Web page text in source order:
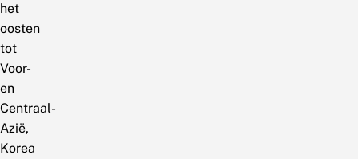
het
oosten
tot
Voor-
en
Centraal-
Azië,
Korea